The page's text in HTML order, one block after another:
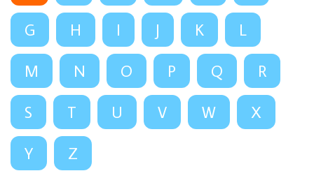
G H I J K L
M N O P Q R
S T U V W X
Y Z